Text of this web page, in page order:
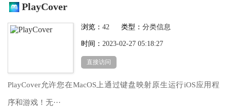
PlayCover
浏览：42 类型：分类信息
时间： 2023-02-27 05:18:27
直接访问
PlayCover允许您在MacOS上通过键盘映射原生运行iOS应用程
序和游戏！无···